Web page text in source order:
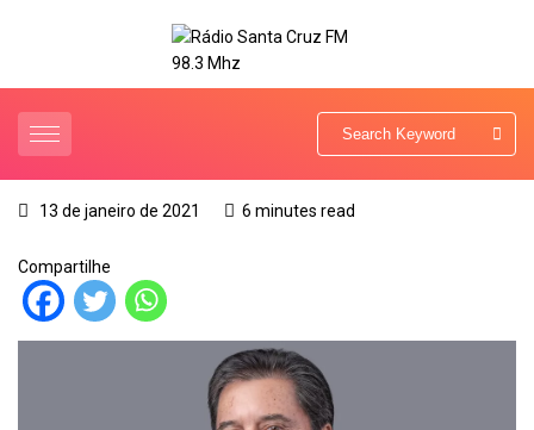
13 de janeiro de 2021 6 minutes read
Compartilhe